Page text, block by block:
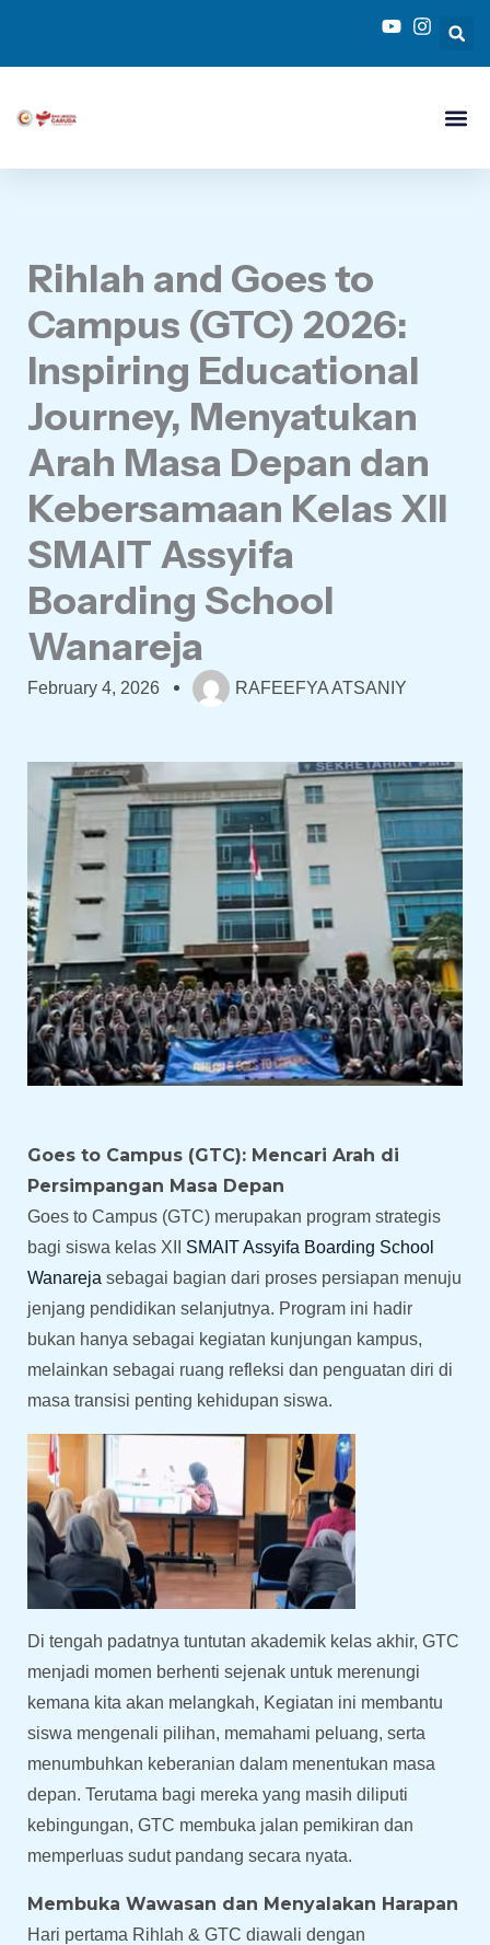
Rihlah and Goes to
Campus (GTC) 2026:
Inspiring Educational
Journey, Menyatukan
Arah Masa Depan dan
Kebersamaan Kelas XII
SMAIT Assyifa
Boarding School
Wanareja
February 4, 2026 RAFEEFYA ATSANIY
Goes to Campus (GTC): Mencari Arah di
Persimpangan Masa Depan
Goes to Campus (GTC) merupakan program strategis
bagi siswa kelas XII SMAIT Assyifa Boarding School
Wanareja sebagai bagian dari proses persiapan menuju
jenjang pendidikan selanjutnya. Program ini hadir
bukan hanya sebagai kegiatan kunjungan kampus,
melainkan sebagai ruang refleksi dan penguatan diri di
masa transisi penting kehidupan siswa.
Di tengah padatnya tuntutan akademik kelas akhir, GTC
menjadi momen berhenti sejenak untuk merenungi
kemana kita akan melangkah, Kegiatan ini membantu
siswa mengenali pilihan, memahami peluang, serta
menumbuhkan keberanian dalam menentukan masa
depan. Terutama bagi mereka yang masih diliputi
kebingungan, GTC membuka jalan pemikiran dan
memperluas sudut pandang secara nyata.
Membuka Wawasan dan Menyalakan Harapan
Hari pertama Rihlah & GTC diawali dengan